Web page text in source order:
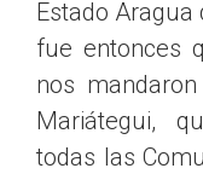
Estado
fue entonces
nos
Mariátegui,
todas las